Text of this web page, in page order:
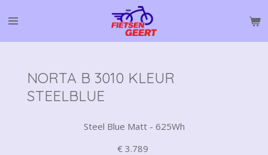
direct
NORTA B 3010 KLEUR
STEELBLUE
Steel Blue Matt - 625Wh
€ 3.789